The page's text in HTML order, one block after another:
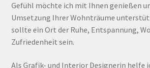
Gefühl möchte ich mit Ihnen genießen
Umsetzung Ihrer Wohnträume
sollte ein Ort der Ruhe, Entspannung,
Zufriedenheit sein.
Als Grafik- und Interior Designerin helfe